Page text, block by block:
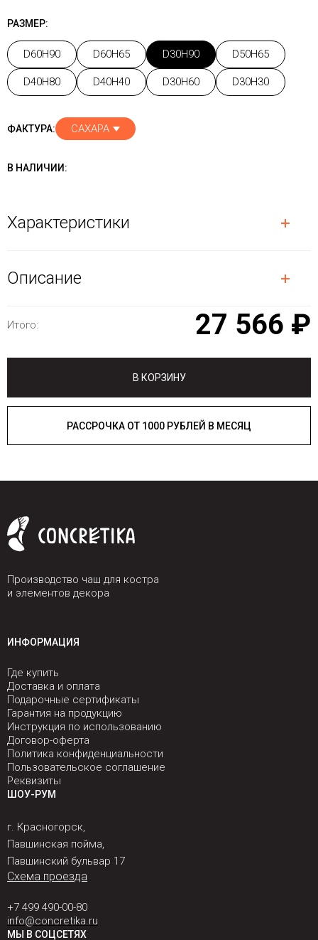
РАЗМЕР:
D60H90 D60H65 D30H90 D50H65
D40H80 D40H40 D30H60 D30H30
ФАКТУРА: САХАРА
В НАЛИЧИИ:
Характеристики
Описание
Итого: 27 566 ₽
В КОРЗИНУ
РАССРОЧКА ОТ 1000 РУБЛЕЙ В МЕСЯЦ
Производство чаш для костра
и элементов декора
ИНФОРМАЦИЯ
Где купить
Доставка и оплата
Подарочные сертификаты
Гарантия на продукцию
Инструкция по использованию
Договор-оферта
Политика конфиденциальности
Пользовательское соглашение
Реквизиты
ШОУ-РУМ
г. Красногорск,
Павшинская пойма,
Павшинский бульвар 17
Схема проезда
+7 499 490-00-80
info@concretika.ru
МЫ В СОЦСЕТЯХ